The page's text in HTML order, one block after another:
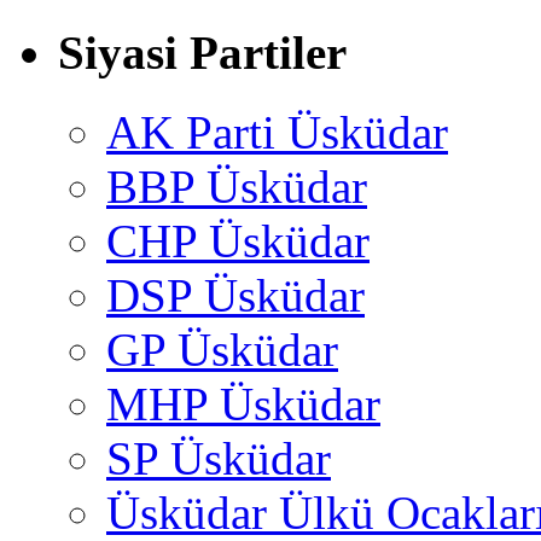
Siyasi Partiler
AK Parti Üsküdar
BBP Üsküdar
CHP Üsküdar
DSP Üsküdar
GP Üsküdar
MHP Üsküdar
SP Üsküdar
Üsküdar Ülkü